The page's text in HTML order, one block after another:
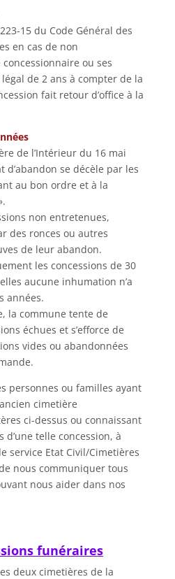
15 du Code Général des
en cas de non
ou ses
de 2 ans à compter de la
fait retour d’office à la
de l’Intérieur du 16 mai
d’abandon se décèle par les
au bon ordre et à la
non entretenues,
des ronces ou autres
de leur abandon.
les concessions de 30
aucune inhumation n’a
années.
la commune tente de
échues et s’efforce de
vides ou abandonnées
personnes ou familles ayant
cimetière
ci-dessus ou connaissant
telle concession, à
service Etat Civil/Cimetières
nous communiquer tous
nous aider dans nos
funéraires
deux cimetières de la